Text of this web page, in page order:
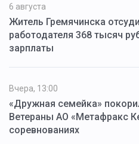
6 августа
Житель Гремячинска
работодателя 368 тысяч
зарплаты
Вчера, 13:00
«Дружная семейка»
Ветераны АО «Метафракс
соревнованиях